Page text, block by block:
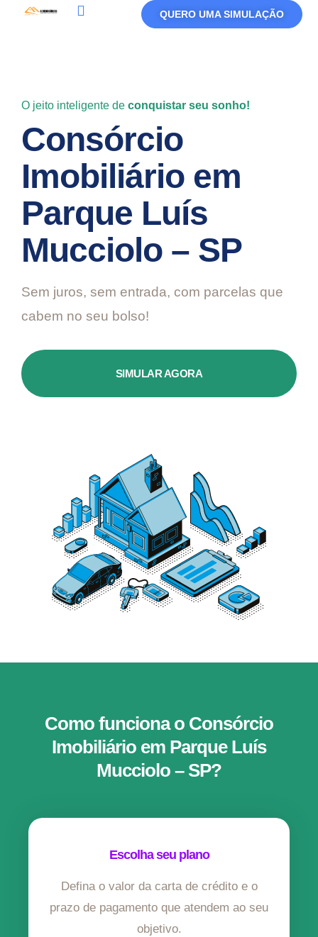
QUERO UMA SIMULAÇÃO
O jeito inteligente de conquistar seu sonho!
Consórcio
Imobiliário em
Parque Luís
Mucciolo – SP
Sem juros, sem entrada, com parcelas que
cabem no seu bolso!
SIMULAR AGORA
Como funciona o Consórcio
Imobiliário em Parque Luís
Mucciolo – SP?
Escolha seu plano
Defina o valor da carta de crédito e o
prazo de pagamento que atendem ao seu
objetivo.